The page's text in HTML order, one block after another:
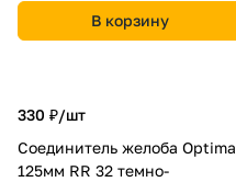
В корзину
330 ₽/шт
Соединитель желоба Optima
125мм RR 32 темно-